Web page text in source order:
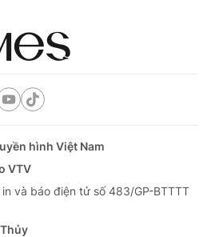
hình Việt Nam
VTV
và báo điện tử số 483/GP-BTTTT